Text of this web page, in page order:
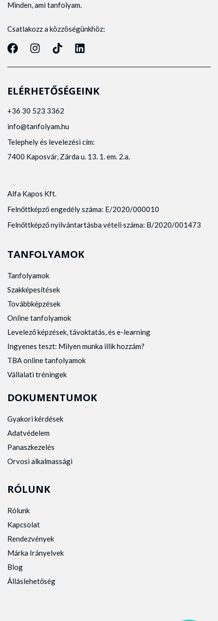
Minden, ami tanfolyam.
Csatlakozz a közzöségünkhöz:
ELÉRHETŐSÉGEINK
+36 30 523 3362
info@tanfolyam.hu
Telephely és levelezési cím:
7400 Kaposvár, Zárda u. 13. 1. em. 2.a.
Alfa Kapos Kft.
Felnőttképző engedély száma: E/2020/000010
Felnőttképző nyilvántartásba vételi száma: B/2020/001473
TANFOLYAMOK
Tanfolyamok
Szakképesítések
Továbbképzések
Online tanfolyamok
Levelező képzések, távoktatás, és e-learning
Ingyenes teszt: Milyen munka illik hozzám?
TBA online tanfolyamok
Vállalati tréningek
DOKUMENTUMOK
Gyakori kérdések
Adatvédelem
Panaszkezelés
Orvosi alkalmassági
RÓLUNK
Rólunk
Kapcsolat
Rendezvények
Márka Irányelvek
Blog
Álláslehetőség